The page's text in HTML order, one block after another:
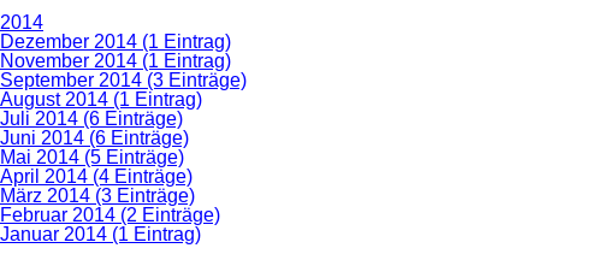
2014
Dezember 2014 (1 Eintrag)
November 2014 (1 Eintrag)
September 2014 (3 Einträge)
August 2014 (1 Eintrag)
Juli 2014 (6 Einträge)
Juni 2014 (6 Einträge)
Mai 2014 (5 Einträge)
April 2014 (4 Einträge)
März 2014 (3 Einträge)
Februar 2014 (2 Einträge)
Januar 2014 (1 Eintrag)